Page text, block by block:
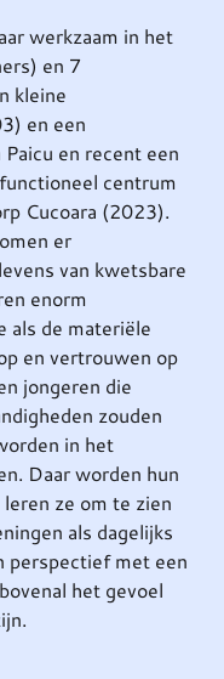
werkzaam in het
en 7
kleine
en een
en recent een
centrum
Cucoara (2023).
er
van kwetsbare
enorm
als de materiële
en vertrouwen op
jongeren die
zouden
in het
Daar worden hun
ze om te zien
als dagelijks
perspectief met een
het gevoel